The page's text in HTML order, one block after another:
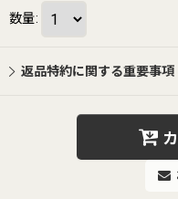
数量:
返品特約に関する重要事項